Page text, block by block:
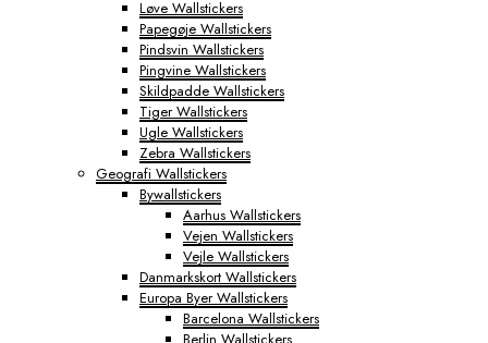
Løve Wallstickers
Papegøje Wallstickers
Pindsvin Wallstickers
Pingvine Wallstickers
Skildpadde Wallstickers
Tiger Wallstickers
Ugle Wallstickers
Zebra Wallstickers
Geografi Wallstickers
Bywallstickers
Aarhus Wallstickers
Vejen Wallstickers
Vejle Wallstickers
Danmarkskort Wallstickers
Europa Byer Wallstickers
Barcelona Wallstickers